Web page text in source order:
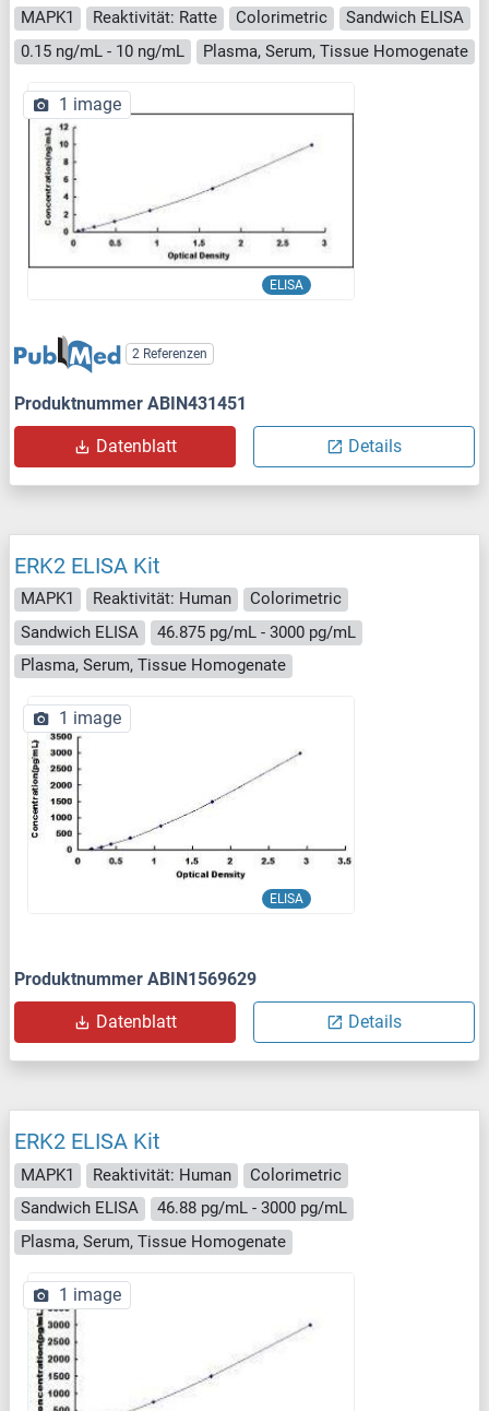
MAPK1 Reaktivität: Ratte Colorimetric
Sandwich ELISA
0.15 ng/mL - 10 ng/mL
Plasma, Serum, Tissue Homogenate
ELISA
1 image
2 Referenzen
Produktnummer ABIN431451
Datenblatt Details
ERK2 ELISA Kit
MAPK1 Reaktivität: Human
Colorimetric
Sandwich ELISA
46.875 pg/mL - 3000 pg/mL
Plasma, Serum, Tissue Homogenate
ELISA
1 image
Produktnummer ABIN1569629
Datenblatt Details
ERK2 ELISA Kit
MAPK1 Reaktivität: Human
Colorimetric
Sandwich ELISA
46.88 pg/mL - 3000 pg/mL
Plasma, Serum, Tissue Homogenate
1 image